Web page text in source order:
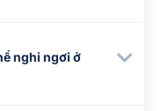
nghỉ ngơi ở